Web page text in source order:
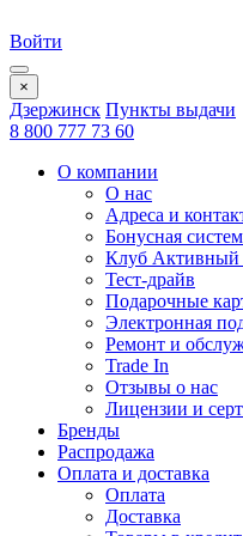
Войти
×
Дзержинск Пункты выдачи
8 800 777 73 60
О компании
О нас
Адреса и
Бонусная
Клуб
Тест-драйв
Подарочные
Электронная
Ремонт и
Trade In
Отзывы о нас
Лицензии и
Бренды
Распродажа
Оплата и доставка
Оплата
Доставка